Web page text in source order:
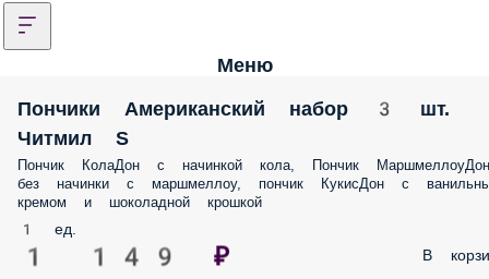
Меню
Пончики Американский набор 3 шт.
S
Пончик КолаДон с начинкой кола, Пончик МаршмеллоуДон без
начинки с маршмеллоу, пончик КукисДон с ванильным кремом и
шоколадной крошкой
1 ед.
1 149 ₽ В